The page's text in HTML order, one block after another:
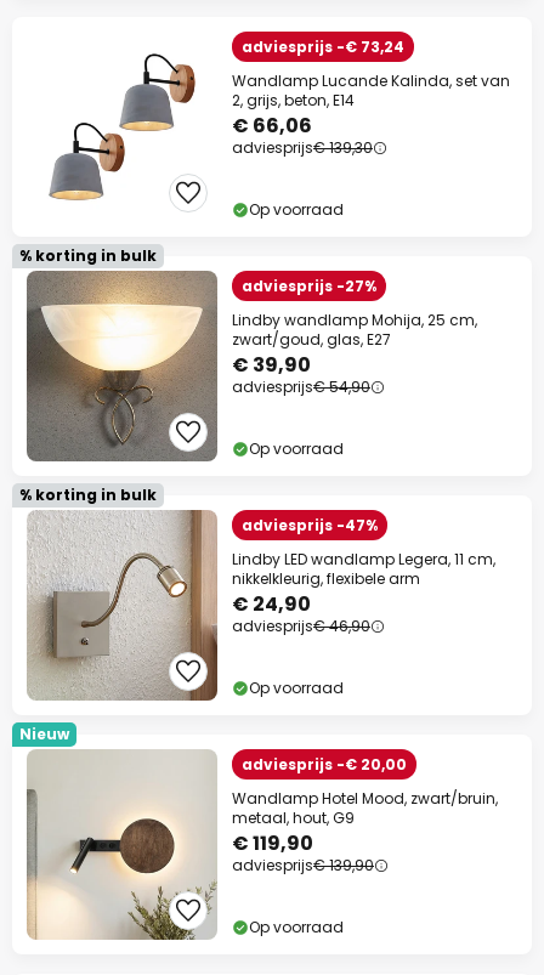
adviesprijs -€ 73,24
Wandlamp Lucande Kalinda, set van
2, grijs, beton, E14
€ 66,06
adviesprijs€ 139,30
Op voorraad
% korting in bulk
adviesprijs -27%
Lindby wandlamp Mohija, 25 cm,
zwart/goud, glas, E27
€ 39,90
adviesprijs€ 54,90
Op voorraad
% korting in bulk
adviesprijs -47%
Lindby LED wandlamp Legera, 11 cm,
nikkelkleurig, flexibele arm
€ 24,90
adviesprijs€ 46,90
Op voorraad
Nieuw
adviesprijs -€ 20,00
Wandlamp Hotel Mood, zwart/bruin,
metaal, hout, G9
€ 119,90
adviesprijs€ 139,90
Op voorraad